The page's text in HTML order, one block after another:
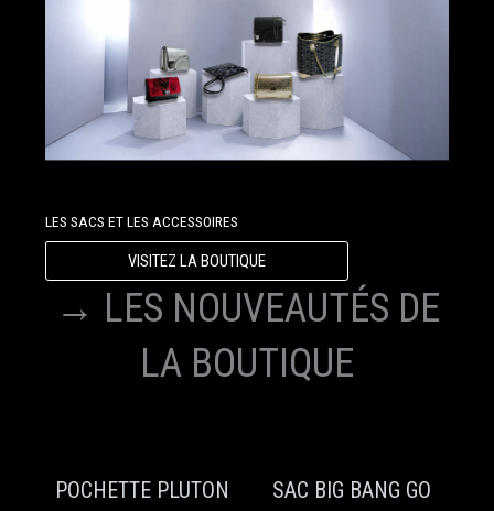
LES SACS ET LES ACCESSOIRES
VISITEZ LA BOUTIQUE
→ LES NOUVEAUTÉS DE
LA BOUTIQUE
POCHETTE PLUTON
SAC BIG BANG GO